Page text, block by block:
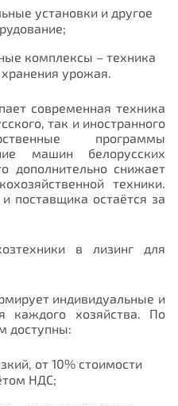
установки и другое
комплексы – техника
урожая.
современная техника
так и иностранного
программы
машин белорусских
дополнительно снижает
техники.
поставщика остаётся за
в лизинг для
индивидуальные и
каждого хозяйства. По
доступны:
от 10% стоимости
НДС;